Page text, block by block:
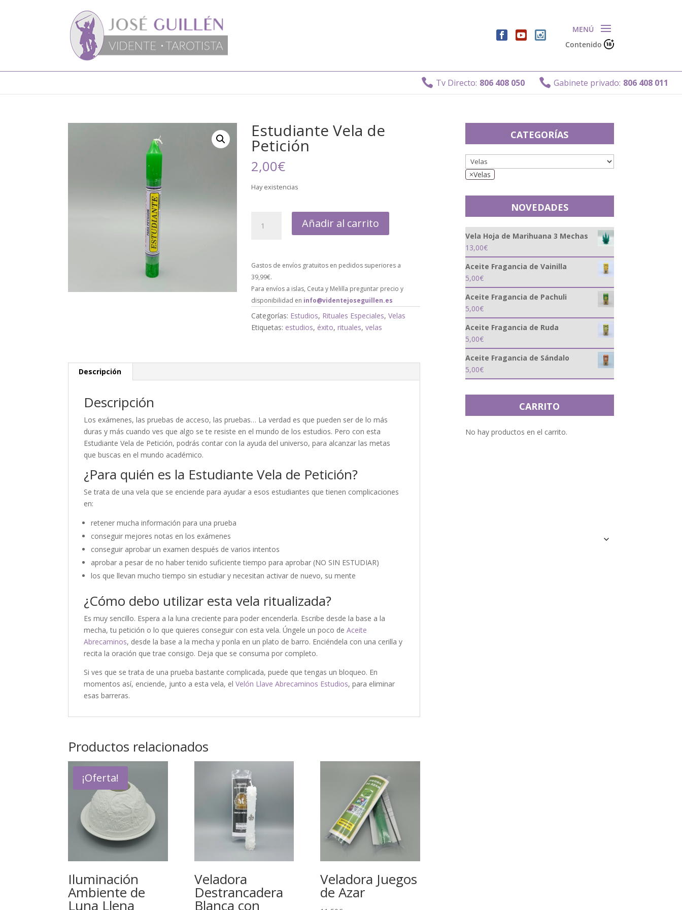
Contenido
Tv Directo: 806 408 050  Gabinete privado: 806 408 011
Estudiante Vela de
Petición
2,00€
Hay existencias
Añadir al carrito
Gastos de envíos gratuitos en pedidos superiores a
39,99€.
Para envíos a islas, Ceuta y Melilla preguntar precio y
disponibilidad en info@videntejoseguillen.es
Categorías: Estudios, Rituales Especiales,Velas
Etiquetas: estudios, éxito,rituales,velas
Descripción
Descripción
Los exámenes, las pruebas de acceso, las pruebas… La verdad es que pueden ser de lo más
duras y más cuando ves que algo se te resiste en el mundo de los estudios. Pero con esta
Estudiante Vela de Petición, podrás contar con la ayuda del universo, para alcanzar las metas
que buscas en el mundo académico.
¿Para quién es la Estudiante Vela de Petición?
Se trata de una vela que se enciende para ayudar a esos estudiantes que tienen complicaciones
en:
retener mucha información para una prueba
conseguir mejores notas en los exámenes
conseguir aprobar un examen después de varios intentos
aprobar a pesar de no haber tenido suficiente tiempo para aprobar (NO SIN ESTUDIAR)
los que llevan mucho tiempo sin estudiar y necesitan activar de nuevo, su mente
¿Cómo debo utilizar esta vela ritualizada?
Es muy sencillo. Espera a la luna creciente para poder encenderla. Escribe desde la base a la
mecha, tu petición o lo que quieres conseguir con esta vela. Úngele un poco deAceite
Abrecaminos, desde la base a la mecha y ponla en un plato de barro. Enciéndela con una cerilla y
recita la oración que trae consigo. Deja que se consuma por completo.
Si ves que se trata de una prueba bastante complicada, puede que tengas un bloqueo. En
momentos así, enciende, junto a esta vela, elVelón Llave Abrecaminos Estudios, para eliminar
esas barreras.
Productos relacionados
¡Oferta!
Iluminación
Ambiente de
Luna Llena
Veladora
Destrancadera
Blanca con
Veladora Juegos
de Azar
CATEGORÍAS
×Velas
NOVEDADES
Vela Hoja de Marihuana 3 Mechas
13,00€
Aceite Fragancia de Vainilla
5,00€
Aceite Fragancia de Pachuli
5,00€
Aceite Fragancia de Ruda
5,00€
Aceite Fragancia de Sándalo
5,00€
CARRITO
No hay productos en el carrito.